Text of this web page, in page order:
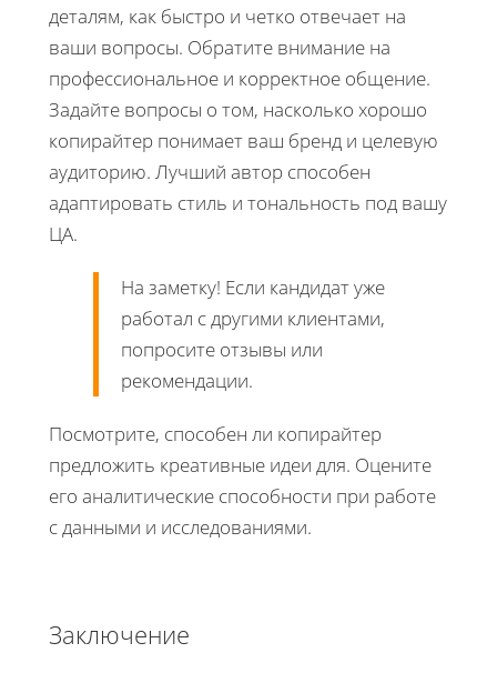
деталям, как быстро и четко отвечает на
ваши вопросы. Обратите внимание на
профессиональное и корректное общение.
Задайте вопросы о том, насколько хорошо
копирайтер понимает ваш бренд и целевую
аудиторию. Лучший автор способен
адаптировать стиль и тональность под вашу
ЦА.
На заметку! Если кандидат уже
работал с другими клиентами,
попросите отзывы или
рекомендации.
Посмотрите, способен ли копирайтер
предложить креативные идеи для. Оцените
его аналитические способности при работе
с данными и исследованиями.
Заключение